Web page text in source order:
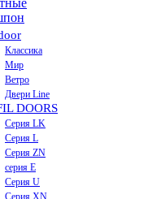
Классика
Мир
Ветро
Двери Line
DOORS
Серия LK
Серия L
Серия ZN
серия E
Серия U
Серия XN